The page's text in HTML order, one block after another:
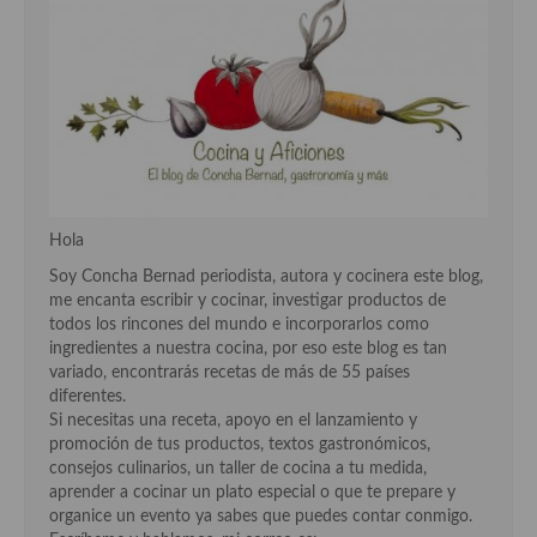
Recetas de fiesta, Navidad y días señalados
Resumen tematicos de recetas
Cocinas del mundo
Cocina Americana
Cocina Argentina
Cocina Brasileña
Cocina colombiana
Cocina Cajún y Creole
Cocina Venezolana
Cocina Cubana
Cocina de Estados Unidos
Hola
Soy Concha Bernad periodista, autora y cocinera este blog,
me encanta escribir y cocinar, investigar productos de
todos los rincones del mundo e incorporarlos como
ingredientes a nuestra cocina, por eso este blog es tan
variado, encontrarás recetas de más de 55 países
diferentes.
Si necesitas una receta, apoyo en el lanzamiento y
promoción de tus productos, textos gastronómicos,
consejos culinarios, un taller de cocina a tu medida,
aprender a cocinar un plato especial o que te prepare y
organice un evento ya sabes que puedes contar conmigo.